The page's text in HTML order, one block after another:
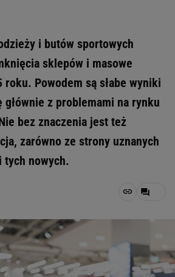
i butów sportowych
sklepów i masowe
Powodem są słabe wyniki
z problemami na rynku
bez znaczenia jest też
zarówno ze strony uznanych
tych nowych.